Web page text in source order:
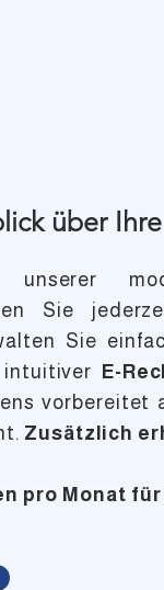
über
Sie
Sie
intuitiver E-
vorbereitet
Zusätzlich
pro Monat